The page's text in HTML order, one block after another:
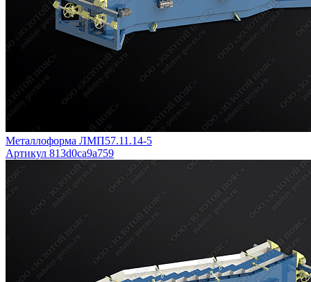
Металлоформа ЛМП57.11.14-5
Артикул 813d0ca9a759